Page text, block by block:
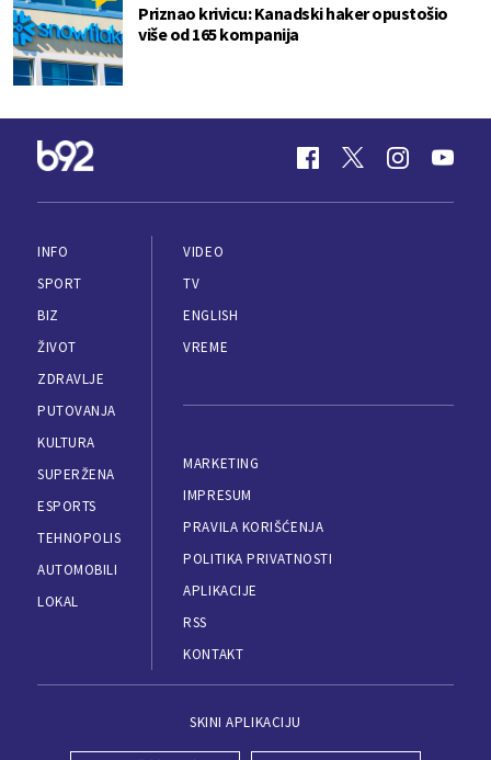
Priznao krivicu: Kanadski haker opustošio
više od 165 kompanija
INFO
SPORT
BIZ
ŽIVOT
ZDRAVLJE
PUTOVANJA
KULTURA
SUPERŽENA
ESPORTS
TEHNOPOLIS
AUTOMOBILI
LOKAL
VIDEO
TV
ENGLISH
VREME
MARKETING
IMPRESUM
PRAVILA KORIŠĆENJA
POLITIKA PRIVATNOSTI
APLIKACIJE
RSS
KONTAKT
SKINI APLIKACIJU